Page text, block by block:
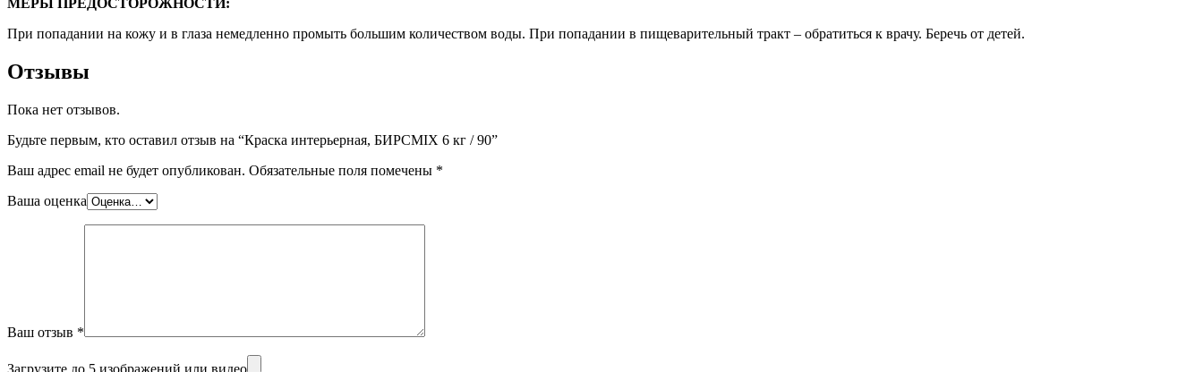
МЕРЫ ПРЕДОСТОРОЖНОСТИ:
При попадании на кожу и в глаза немедленно промыть большим количеством воды. При попадании в пищеварительный тракт – обратиться к врачу. Беречь от детей.
Отзывы
Пока нет отзывов.
Будьте первым, кто оставил отзыв на “Краска интерьерная, БИРСMIX 6 кг / 90”
Ваш адрес email не будет опубликован. Обязательные поля помечены *
Ваша оценка
Ваш отзыв *